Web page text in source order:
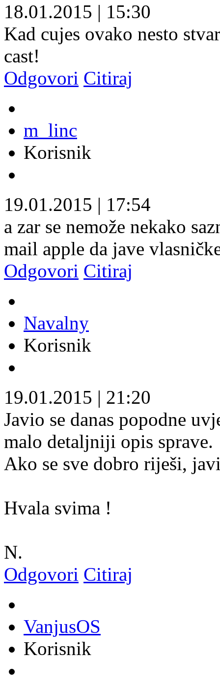
18.01.2015 | 15:30
Kad cujes ovako nesto
cast!
Odgovori Citiraj
m_linc
Korisnik
19.01.2015 | 17:54
a zar se nemože nekako
mail apple da jave
Odgovori Citiraj
Navalny
Korisnik
19.01.2015 | 21:20
Javio se danas popodne
malo detaljniji opis sprave.
Ako se sve dobro riješi,
Hvala svima !
N.
Odgovori Citiraj
VanjusOS
Korisnik